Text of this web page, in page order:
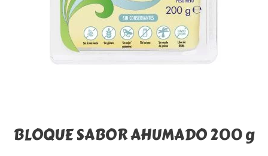
BLOQUE SABOR AHUMADO 200 g